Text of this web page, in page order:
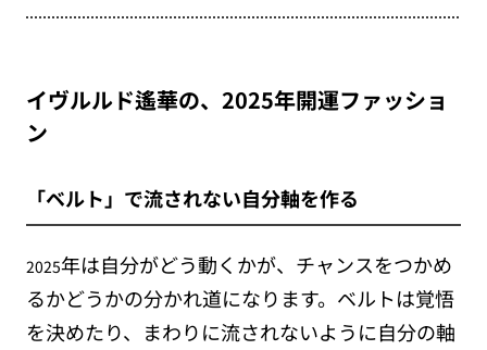
イヴルルド遙華の、2025年開運ファッショ
ン
「ベルト」で流されない自分軸を作る
2025年は自分がどう動くかが、チャンスをつかめ
るかどうかの分かれ道になります。ベルトは覚悟
を決めたり、まわりに流されないように自分の軸